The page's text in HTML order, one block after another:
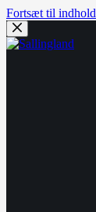
Fortsæt til indhold